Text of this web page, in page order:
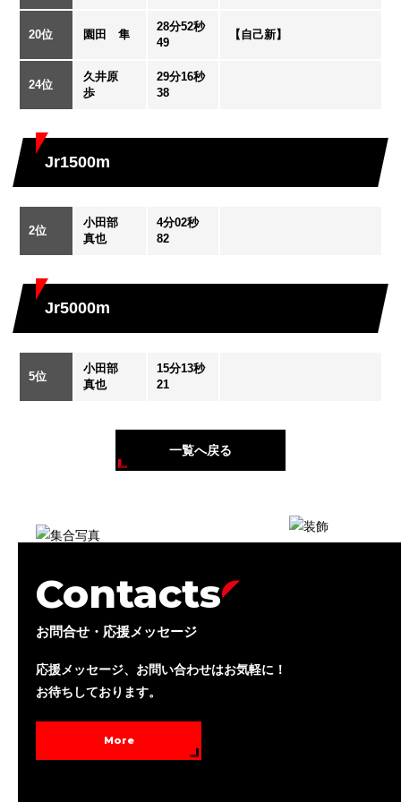
20位 園田 隼
28分52秒
49
【自己新】
24位
久井原
歩
29分16秒
38
Jr1500m
2位
小田部
真也
4分02秒
82
Jr5000m
5位
小田部
真也
15分13秒
21
一覧へ戻る
Contacts
お問合せ・応援メッセージ
応援メッセージ、お問い合わせはお気軽に！
お待ちしております。
More